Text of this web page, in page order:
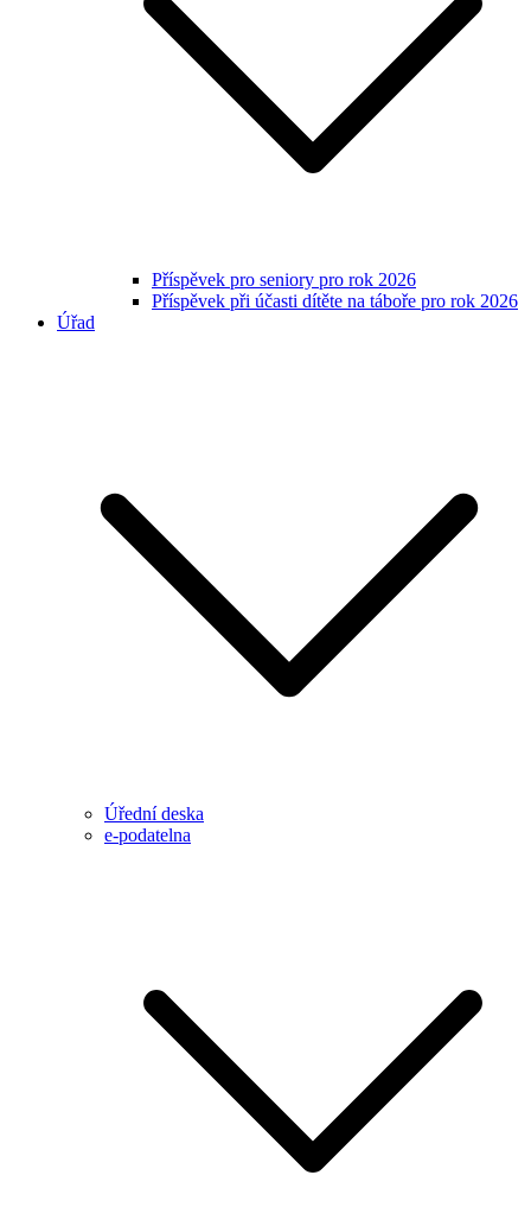
Příspěvek pro seniory pro rok 2026
Příspěvek při účasti dítěte na táboře pro rok 2026
Úřad
Úřední deska
e-podatelna